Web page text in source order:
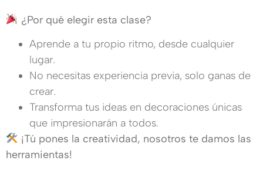
¿Por qué elegir esta clase?
Aprende a tu propio ritmo, desde cualquier
lugar.
No necesitas experiencia previa, solo ganas de
crear.
Transforma tus ideas en decoraciones únicas
que impresionarán a todos.
¡Tú pones la creatividad, nosotros te damos las
herramientas!